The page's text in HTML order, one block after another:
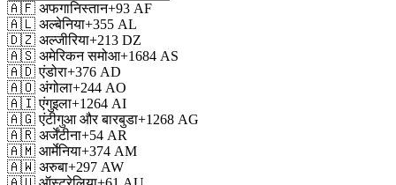
🇦🇫 अफगानिस्तान+93 AF
🇦🇱 अल्बेनिया+355 AL
🇩🇿 अल्जीरिया+213 DZ
🇦🇸 अमेरिकन समोआ+1684 AS
🇦🇩 एंडोरा+376 AD
🇦🇴 अंगोला+244 AO
🇦🇮 एंगुइला+1264 AI
🇦🇬 एंटीगुआ और बारबुडा+1268 AG
🇦🇷 अर्जेंटीना+54 AR
🇦🇲 आर्मेनिया+374 AM
🇦🇼 अरुबा+297 AW